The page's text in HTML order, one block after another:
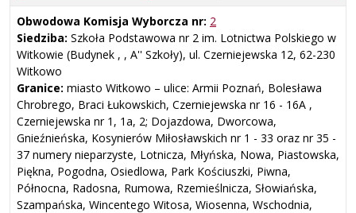
Obwodowa Komisja Wyborcza nr: 2
Siedziba: Szkoła Podstawowa nr 2 im. Lotnictwa Polskiego w
Witkowie (Budynek , , A'' Szkoły), ul. Czerniejewska 12, 62-230
Witkowo
Granice: miasto Witkowo – ulice: Armii Poznań, Bolesława
Chrobrego, Braci Łukowskich, Czerniejewska nr 16 - 16A ,
Czerniejewska nr 1, 1a, 2; Dojazdowa, Dworcowa,
Gnieźnieńska, Kosynierów Miłosławskich nr 1 - 33 oraz nr 35 -
37 numery nieparzyste, Lotnicza, Młyńska, Nowa, Piastowska,
Piękna, Pogodna, Osiedlowa, Park Kościuszki, Piwna,
Północna, Radosna, Rumowa, Rzemieślnicza, Słowiańska,
Szampańska, Wincentego Witosa, Wiosenna, Wschodnia,